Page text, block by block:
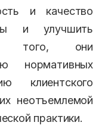
и качество
и улучшить
того, они
нормативных
клиентского
неотъемлемой
практики.